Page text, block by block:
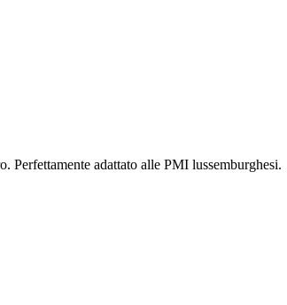
Perfettamente adattato alle PMI lussemburghesi.